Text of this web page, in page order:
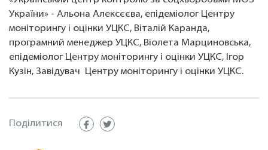
України» - Альона Алексєєва, епідеміолог Центру
моніторингу і оцінки УЦКС, Віталій Каранда,
програмний менеджер УЦКС, Віолета Марциновська,
епідеміолог Центру моніторингу і оцінки УЦКС, Ігор
Кузін, Завідувач Центру моніторингу і оцінки УЦКС.
Поділитися